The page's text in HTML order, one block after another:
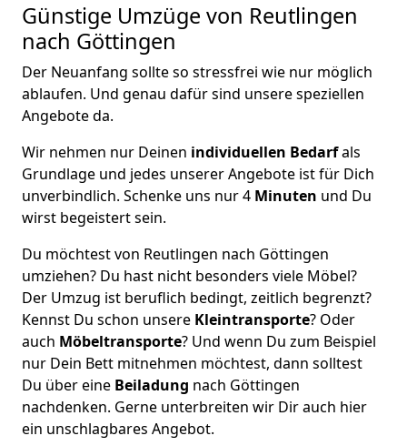
Günstige Umzüge von Reutlingen
nach Göttingen
Der Neuanfang sollte so stressfrei wie nur möglich
ablaufen. Und genau dafür sind unsere speziellen
Angebote da.
Wir nehmen nur Deinen individuellen Bedarfals
Grundlage und jedes unserer Angebote ist für Dich
unverbindlich. Schenke uns nur 4 Minuten und Du
wirst begeistert sein.
Du möchtest von Reutlingen nach Göttingen
umziehen? Du hast nicht besonders viele Möbel?
Der Umzug ist beruflich bedingt, zeitlich begrenzt?
Kennst Du schon unsere Kleintransporte? Oder
auch Möbeltransporte? Und wenn Du zum Beispiel
nur Dein Bett mitnehmen möchtest, dann solltest
Du über eine Beiladung nach Göttingen
nachdenken. Gerne unterbreiten wir Dir auch hier
ein unschlagbares Angebot.